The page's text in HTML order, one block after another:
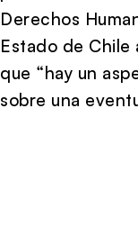
Derechos
Estado de Chile
que “hay un
sobre una